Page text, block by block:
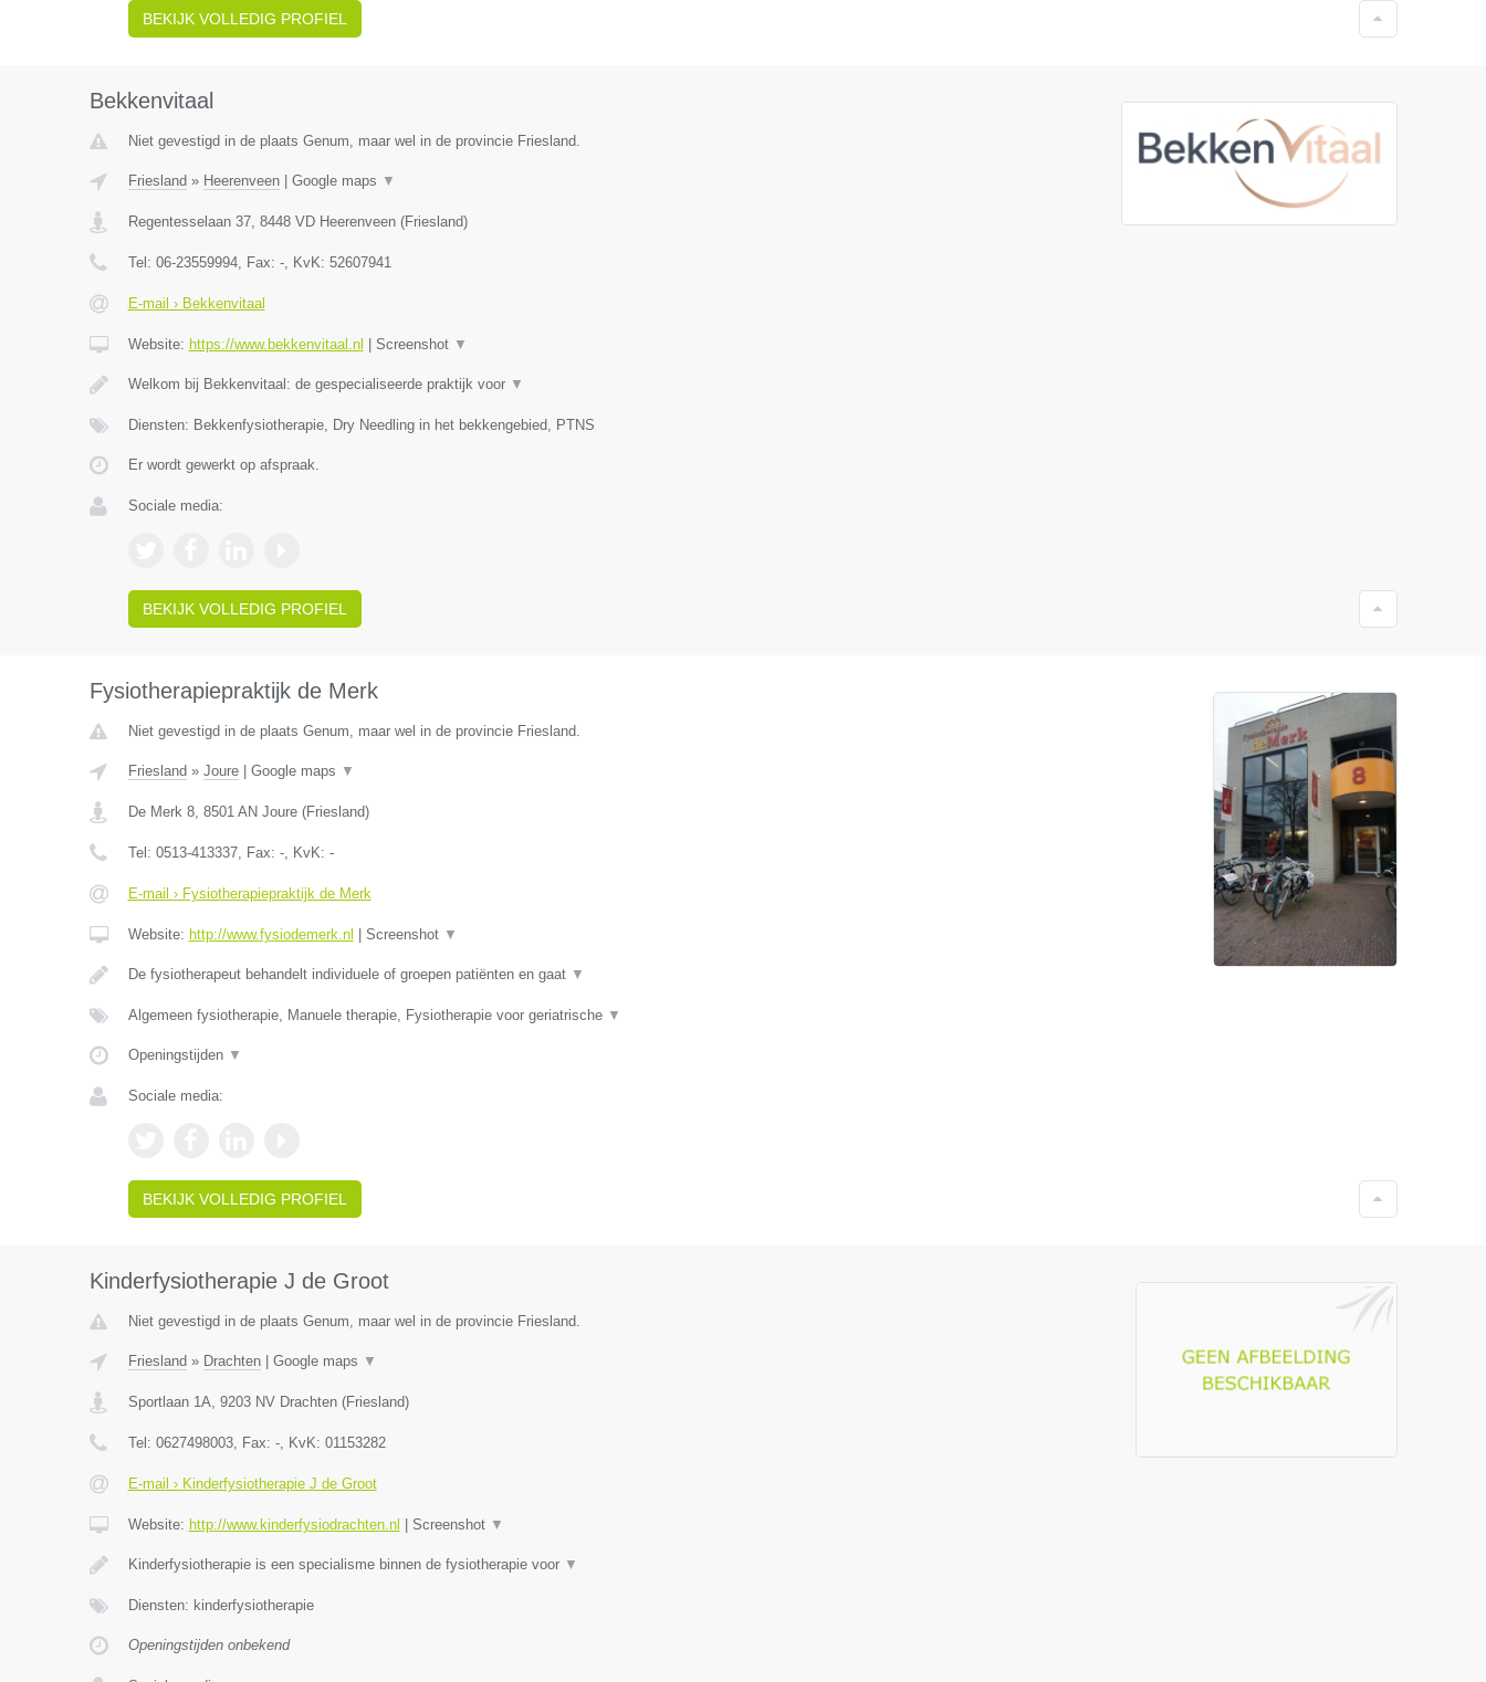
BEKIJK VOLLEDIG PROFIEL
Bekkenvitaal
Niet gevestigd in de plaats Genum, maar wel in de provincie Friesland.
Friesland » Heerenveen| Google maps ▼
Regentesselaan 37, 8448 VD Heerenveen(Friesland)
Tel: 06-23559994, Fax: -, KvK: 52607941
E-mail › Bekkenvitaal
Website: https://www.bekkenvitaal.nl Screenshot ▼
Welkom bij Bekkenvitaal: de gespecialiseerde praktijk voor ▼
Diensten: Bekkenfysiotherapie, Dry Needling in het bekkengebied, PTNS
Er wordt gewerkt op afspraak.
Sociale media:
BEKIJK VOLLEDIG PROFIEL
Fysiotherapiepraktijk de Merk
Niet gevestigd in de plaats Genum, maar wel in de provincie Friesland.
Friesland » Joure| Google maps ▼
De Merk 8, 8501 AN Joure(Friesland)
Tel: 0513-413337, Fax: -, KvK: -
E-mail › Fysiotherapiepraktijk de Merk
Website: http://www.fysiodemerk.nl Screenshot ▼
De fysiotherapeut behandelt individuele of groepen patiënten en gaat ▼
Algemeen fysiotherapie, Manuele therapie, Fysiotherapie voor geriatrische ▼
Openingstijden ▼
Sociale media:
BEKIJK VOLLEDIG PROFIEL
Kinderfysiotherapie J de Groot
Niet gevestigd in de plaats Genum, maar wel in de provincie Friesland.
Friesland » Drachten| Google maps ▼
Sportlaan 1A, 9203 NV Drachten(Friesland)
Tel: 0627498003, Fax: -, KvK: 01153282
E-mail › Kinderfysiotherapie J de Groot
Website: http://www.kinderfysiodrachten.nl Screenshot ▼
Kinderfysiotherapie is een specialisme binnen de fysiotherapie voor ▼
Diensten: kinderfysiotherapie
Openingstijden onbekend